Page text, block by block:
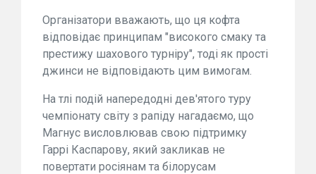
Організатори вважають, що ця кофта
відповідає принципам "високого смаку та
престижу шахового турніру", тоді як прості
джинси не відповідають цим вимогам.
На тлі подій напередодні дев'ятого туру
чемпіонату світу з рапіду нагадаємо, що
Магнус висловлював свою підтримку
Гаррі Каспарову, який закликав не
повертати росіянам та білорусам